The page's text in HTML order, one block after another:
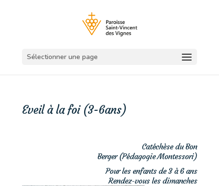
Sélectionner une page
Eveil à la foi (3-6ans)
Catéchèse du Bon
Berger (Pédagogie Montessori)
Pour les enfants de 3 à 6 ans
Rendez-vous les dimanches